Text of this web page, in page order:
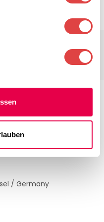
und -textilien. Wir
Restaurants, Hotels und
auf die Sie sich verlassen
/ Germany